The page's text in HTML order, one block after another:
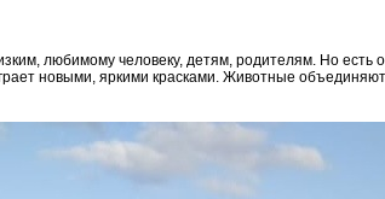
любимому человеку, детям, родителям. Но
новыми, яркими красками. Животные